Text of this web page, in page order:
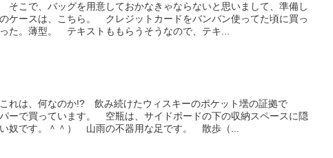
そこで、バッグを用意しておかなきゃならないと思いまして、準備し
ケースは、こちら。 クレジットカードをバンバン使ってた頃に買っ
た。薄型。 テキストももらうそうなので、テキ...
れは、何なのか!? 飲み続けたウィスキーのポケット壜の証拠で
ーで買っています。 空瓶は、サイドボードの下の収納スペースに隠
奴です。＾＾） 山雨の不器用な足です。 散歩（...